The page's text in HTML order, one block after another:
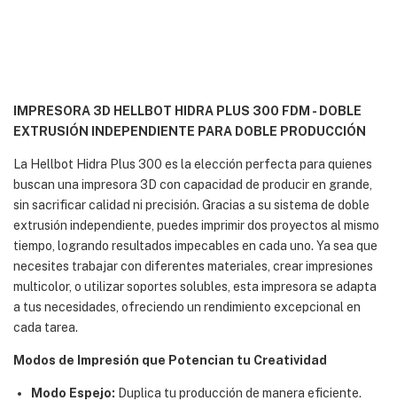
IMPRESORA 3D HELLBOT HIDRA PLUS 300 FDM - DOBLE
EXTRUSIÓN INDEPENDIENTE PARA DOBLE PRODUCCIÓN
La Hellbot Hidra Plus 300 es la elección perfecta para quienes
buscan una impresora 3D con capacidad de producir en grande,
sin sacrificar calidad ni precisión. Gracias a su sistema de doble
extrusión independiente, puedes imprimir dos proyectos al mismo
tiempo, logrando resultados impecables en cada uno. Ya sea que
necesites trabajar con diferentes materiales, crear impresiones
multicolor, o utilizar soportes solubles, esta impresora se adapta
a tus necesidades, ofreciendo un rendimiento excepcional en
cada tarea.
Modos de Impresión que Potencian tu Creatividad
Modo Espejo: Duplica tu producción de manera eficiente.